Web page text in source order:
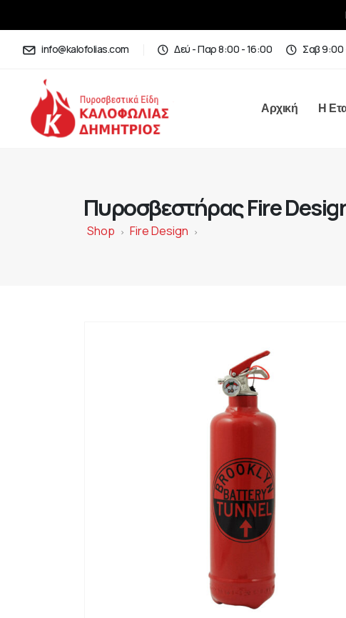
info@kalofolias.com Δεύ - Παρ 8:00 - 16:00 Σαβ 9:00
Αρχική Η
Πυροσβεστήρας Fire
Shop > Fire Design >